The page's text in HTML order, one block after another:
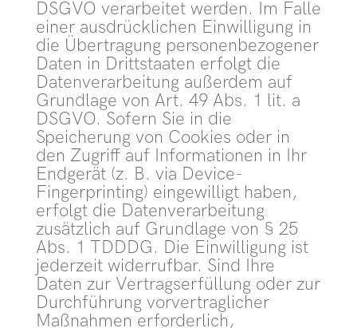
DSGVO verarbeitet werden. Im Falle
einer ausdrücklichen Einwilligung in
die Übertragung personenbezogener
Daten in Drittstaaten erfolgt die
Datenverarbeitung außerdem auf
Grundlage von Art. 49 Abs. 1 lit. a
DSGVO. Sofern Sie in die
Speicherung von Cookies oder in
den Zugriff auf Informationen in Ihr
Endgerät (z. B. via Device-
Fingerprinting) eingewilligt haben,
erfolgt die Datenverarbeitung
zusätzlich auf Grundlage von § 25
Abs. 1 TDDDG. Die Einwilligung ist
jederzeit widerrufbar. Sind Ihre
Daten zur Vertragserfüllung oder zur
Durchführung vorvertraglicher
Maßnahmen erforderlich,